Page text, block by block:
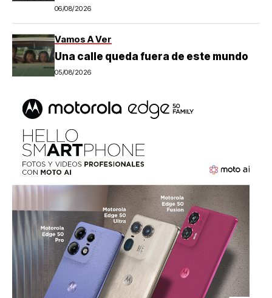
06/08/2026
Vamos A Ver
Una calle queda fuera de este mundo
05/08/2026